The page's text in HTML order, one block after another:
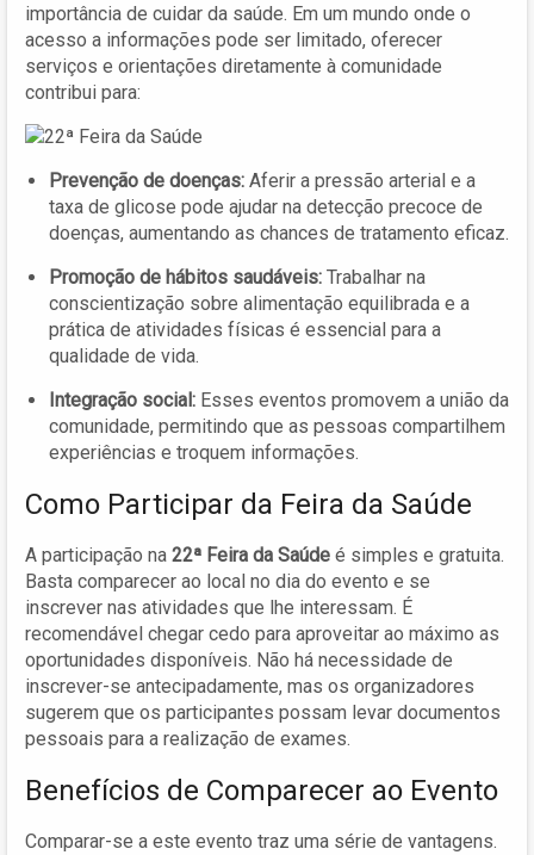
importância de cuidar da saúde. Em um mundo onde o
acesso a informações pode ser limitado, oferecer
serviços e orientações diretamente à comunidade
contribui para:
Prevenção de doenças: Aferir a pressão arterial e a
taxa de glicose pode ajudar na detecção precoce de
doenças, aumentando as chances de tratamento eficaz.
Promoção de hábitos saudáveis: Trabalhar na
conscientização sobre alimentação equilibrada e a
prática de atividades físicas é essencial para a
qualidade de vida.
Integração social: Esses eventos promovem a união da
comunidade, permitindo que as pessoas compartilhem
experiências e troquem informações.
Como Participar da Feira da Saúde
A participação na 22ª Feira da Saúde é simples e gratuita.
Basta comparecer ao local no dia do evento e se
inscrever nas atividades que lhe interessam. É
recomendável chegar cedo para aproveitar ao máximo as
oportunidades disponíveis. Não há necessidade de
inscrever-se antecipadamente, mas os organizadores
sugerem que os participantes possam levar documentos
pessoais para a realização de exames.
Benefícios de Comparecer ao Evento
Comparar-se a este evento traz uma série de vantagens.